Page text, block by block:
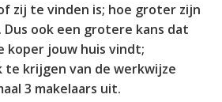
zij te vinden is; hoe groter zijn
Dus ook een grotere kans dat
koper jouw huis vindt;
te krijgen van de werkwijze
3 makelaars uit.